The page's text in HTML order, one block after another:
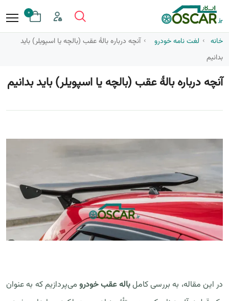
0
خانه لغت نامه خودرو
آنچه درباره بالهٔ عقب (بالچه یا اسپویلر) باید
بدانیم
آنچه درباره بالهٔ عقب (بالچه یا اسپویلر) باید بدانیم
در این مقاله، به بررسی کاملباله عقب خودرو می‌پردازیم که به عنوان